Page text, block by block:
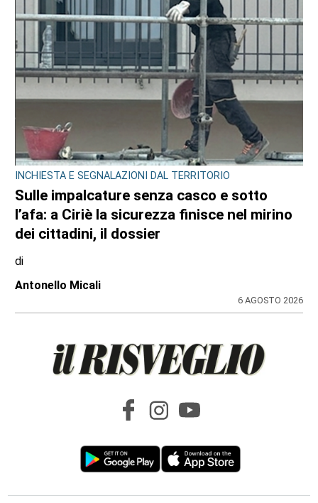
INCHIESTA E SEGNALAZIONI DAL TERRITORIO
Sulle impalcature senza casco e sotto
l’afa: a Ciriè la sicurezza finisce nel mirino
dei cittadini, il dossier
di
Antonello Micali
6 AGOSTO 2026